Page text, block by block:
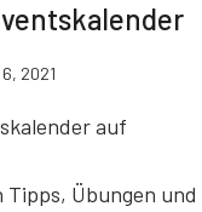
2021
auf
Übungen und